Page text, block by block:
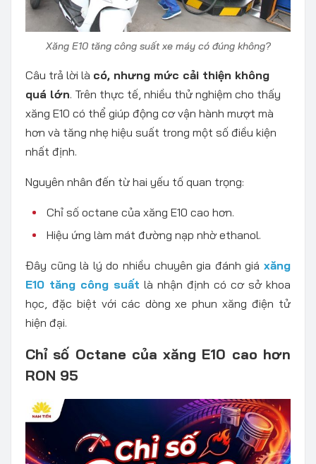
Xăng E10 tăng công suất xe máy có đúng không?
Câu trả lời là có, nhưng mức cải thiện không
quá lớn. Trên thực tế, nhiều thử nghiệm cho thấy
xăng E10 có thể giúp động cơ vận hành mượt mà
hơn và tăng nhẹ hiệu suất trong một số điều kiện
nhất định.
Nguyên nhân đến từ hai yếu tố quan trọng:
Chỉ số octane của xăng E10 cao hơn.
Hiệu ứng làm mát đường nạp nhờ ethanol.
Đây cũng là lý do nhiều chuyên gia đánh giá xăng
E10 tăng công suất là nhận định có cơ sở khoa
học, đặc biệt với các dòng xe phun xăng điện tử
hiện đại.
Chỉ số Octane của xăng E10 cao hơn
RON 95